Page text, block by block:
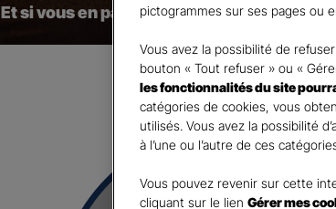
Et si vous en parliez avec votre Agent
pictogrammes sur ses pages ou
Vous avez la possibilité de
bouton « Tout refuser » ou «
les fonctionnalités du site
catégories de cookies, vous
utilisés. Vous avez la possibilité
à l’une ou l’autre de ces
Vous pouvez revenir sur cette
cliquant sur le lien Gérer mes